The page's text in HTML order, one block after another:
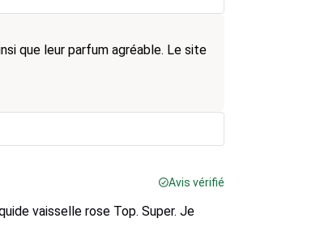
que leur parfum agréable. Le site
Avis vérifié
vaisselle rose Top. Super. Je